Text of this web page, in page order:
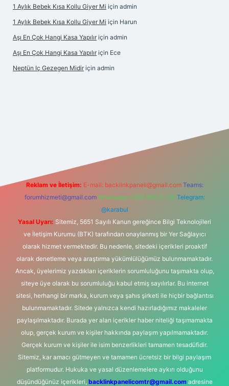
1 Aylık Bebek Kısa Kollu Giyer Mi için admin
1 Aylık Bebek Kısa Kollu Giyer Mi için Harun
Aşı En Çok Hangi Kasa Yapılır için admin
Aşı En Çok Hangi Kasa Yapılır için Ece
Neptün Iç Gezegen Midir için admin
elexbet en iyi bahis sitesi
Reklam ve İletişim: E-mail: backlinkpaneli@gmail.com Teams:
forumhizmeti@gmail.com Whatsapp: 0262 606 0 726 Telegram:
@karabul
Yasal Uyarı: Sitemiz, 5651 Sayılı Kanun gereğince Bilgi Teknolojileri
ve İletişim Kurumu (BTK) tarafından onaylanmış bir Yer Sağlayıcı
olarak hizmet vermektedir. Bu nedenle, sitedeki içerikleri proaktif
olarak denetleme veya araştırma yükümlülüğümüz bulunmamaktadır.
Ancak, üyelerimiz yazdıkları içeriklerin sorumluluğunu taşımakta olup,
siteye üye olarak bu sorumluluğu kabul etmiş sayılırlar. Bu internet
sitesi, herhangi bir marka, kurum veya şahıs şirketi ile hiçbir bağlantısı
bulunmamaktadır. Sitede yalnızca kendi hazırladığımız makaleler
paylaşılmaktadır. Burada yer alan içerikler haber niteliği taşımamakta
olup, gerçek kurum ve kişiler hakkında paylaşım yapılmamaktadır.
Gerçek kurum ve kişiler ile isim benzerlikleri tamamen tesadüfidir.
Sitemiz, kar amacı gütmeyen ve tamamen ücretsiz bir bilgi paylaşım
platformudur. Hukuka ve yasal düzenlemelere aykırı olduğunu
düşündüğünüz içerikleri, backlinkpanelicomtr@gmail.comadresine